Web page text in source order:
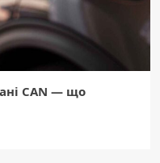
CAN — що